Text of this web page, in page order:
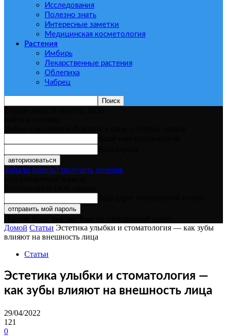
Исследования
Полезно знать
Интересные заметки
Медицинская косметология
Растения
Имбирь
Лекарственные растения
Облепиха
Чабрец
Забыли пароль? получить помощь
Домой Статьи Эстетика улыбки и стоматология — как зубы
влияют на внешность лица
Статьи
Эстетика улыбки и стоматология —
как зубы влияют на внешность лица
29/04/2022
121
0